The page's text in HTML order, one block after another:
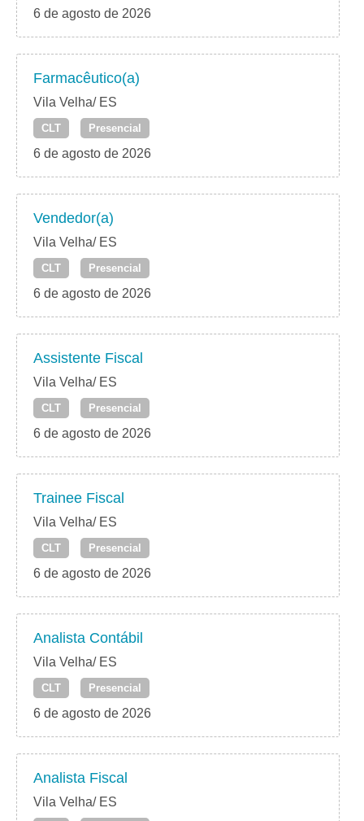
6 de agosto de 2026
Farmacêutico(a)
Vila Velha/ ES
CLT Presencial
6 de agosto de 2026
Vendedor(a)
Vila Velha/ ES
CLT Presencial
6 de agosto de 2026
Assistente Fiscal
Vila Velha/ ES
CLT Presencial
6 de agosto de 2026
Trainee Fiscal
Vila Velha/ ES
CLT Presencial
6 de agosto de 2026
Analista Contábil
Vila Velha/ ES
CLT Presencial
6 de agosto de 2026
Analista Fiscal
Vila Velha/ ES